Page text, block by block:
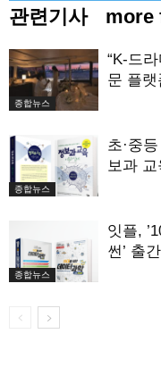
관련기사 more
종합뉴스
“K-드
문 플랫
종합뉴스
초·중
보과 교
종합뉴스
잇플,
썬’ 출간